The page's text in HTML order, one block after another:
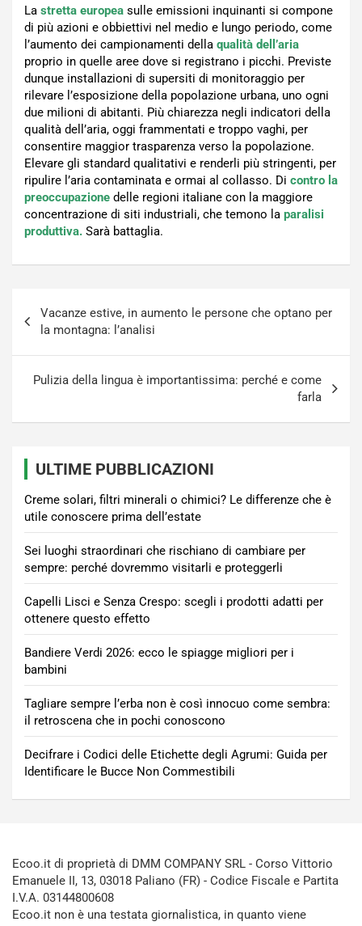
La stretta europea sulle emissioni inquinanti si compone
di più azioni e obbiettivi nel medio e lungo periodo, come
l’aumento dei campionamenti della qualità dell’aria
proprio in quelle aree dove si registrano i picchi. Previste
dunque installazioni di supersiti di monitoraggio per
rilevare l’esposizione della popolazione urbana, uno ogni
due milioni di abitanti. Più chiarezza negli indicatori della
qualità dell’aria, oggi frammentati e troppo vaghi, per
consentire maggior trasparenza verso la popolazione.
Elevare gli standard qualitativi e renderli più stringenti, per
ripulire l’aria contaminata e ormai al collasso. Di contro la
preoccupazione delle regioni italiane con la maggiore
concentrazione di siti industriali, che temono la paralisi
produttiva. Sarà battaglia.
articoli
Vacanze estive, in aumento le persone che optano per
la montagna: l’analisi
Pulizia della lingua è importantissima: perché e come
farla
ULTIME PUBBLICAZIONI
Creme solari, filtri minerali o chimici? Le differenze che è
utile conoscere prima dell’estate
Sei luoghi straordinari che rischiano di cambiare per
sempre: perché dovremmo visitarli e proteggerli
Capelli Lisci e Senza Crespo: scegli i prodotti adatti per
ottenere questo effetto
Bandiere Verdi 2026: ecco le spiagge migliori per i
bambini
Tagliare sempre l’erba non è così innocuo come sembra:
il retroscena che in pochi conoscono
Decifrare i Codici delle Etichette degli Agrumi: Guida per
Identificare le Bucce Non Commestibili
Ecoo.it di proprietà di DMM COMPANY SRL - Corso Vittorio
Emanuele II, 13, 03018 Paliano (FR) - Codice Fiscale e Partita
I.V.A. 03144800608
Ecoo.it non è una testata giornalistica, in quanto viene